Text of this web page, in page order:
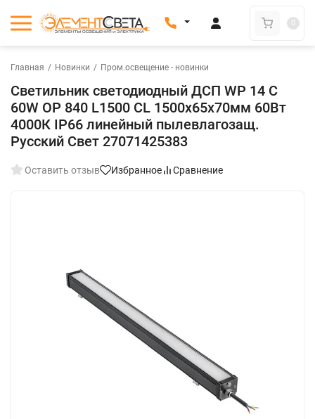
0
Главная / Новинки / Пром.освещение - новинки
Светильник светодиодный ДСП WP 14 C
60W OP 840 L1500 CL 1500х65х70мм 60Вт
4000К IP66 линейный пылевлагозащ.
Русский Свет 27071425383
Оставить отзыв Избранное Сравнение